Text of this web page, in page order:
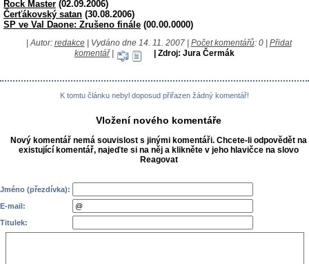
Rock Master (02.09.2006)
Čerťákovský satan (30.08.2006)
SP ve Val Daone: Zrušeno finále (00.00.0000)
| Autor: redakce| Vydáno dne 14. 11. 2007 | Počet komentářů: 0 | Přidat
komentář| | Zdroj: Jura Čermák
K tomtu článku nebyl doposud přiřazen žádný komentář!
Vložení nového komentáře
Nový komentář nemá souvislost s jinými komentáři. Chcete-li odpovědět na
existující komentář, najeďte si na něj a klikněte v jeho hlavičce na slovo
Reagovat
Jméno (přezdívka):
E-mail:
Titulek: